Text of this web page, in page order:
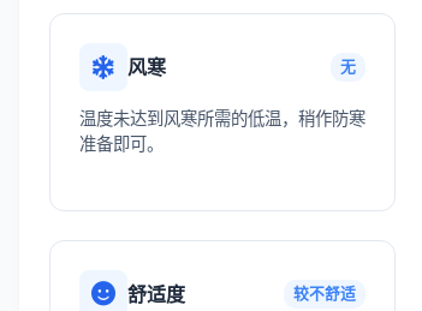
风寒 无
温度未达到风寒所需的低温，稍作防寒
准备即可。
舒适度 较不舒适